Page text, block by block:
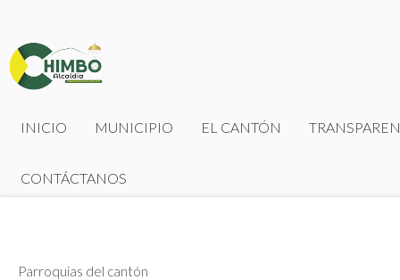
INICIO MUNICIPIO EL CANTÓN
CONTÁCTANOS
Parroquias del cantón